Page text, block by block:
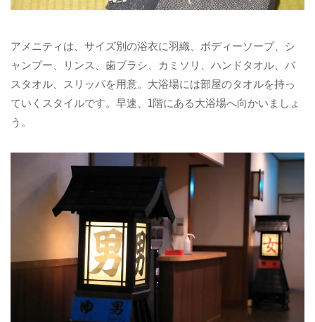
アメニティは、サイズ別の浴衣に羽織、ボディーソープ、シ
ャンプー、リンス、歯ブラシ、カミソリ、ハンドタオル、バ
スタオル、スリッパを用意。大浴場には部屋のタオルを持っ
ていくスタイルです。早速、1階にある大浴場へ向かいましょ
う。